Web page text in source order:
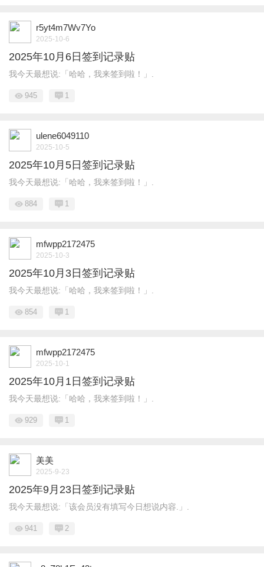
r5yt4m7Wv7Yo
2025-10-6
2025年10月6日签到记录贴
我今天最想说:「哈哈，我来签到啦！」.
945 1
ulene6049110
2025-10-5
2025年10月5日签到记录贴
我今天最想说:「哈哈，我来签到啦！」.
884 1
mfwpp2172475
2025-10-3
2025年10月3日签到记录贴
我今天最想说:「哈哈，我来签到啦！」.
854 1
mfwpp2172475
2025-10-1
2025年10月1日签到记录贴
我今天最想说:「哈哈，我来签到啦！」.
929 1
美美
2025-9-23
2025年9月23日签到记录贴
我今天最想说:「该会员没有填写今日想说内容.」.
941 2